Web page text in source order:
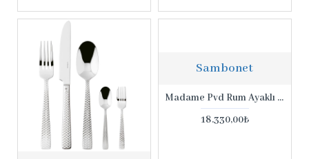
Sambonet
Madame Pvd Rum Ayaklı Kek Koyacağı
18.330,00₺